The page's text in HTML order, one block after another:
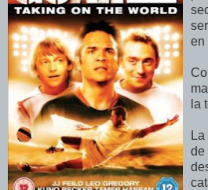
en
la
de